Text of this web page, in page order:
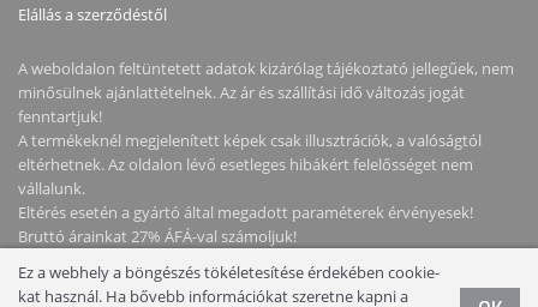
Elállás a szerződéstől
A weboldalon feltüntetett adatok kizárólag tájékoztató jellegűek, nem
minősülnek ajánlattételnek. Az ár és szállítási idő változás jogát
fenntartjuk!
A termékeknél megjelenített képek csak illusztrációk, a valóságtól
eltérhetnek. Az oldalon lévő esetleges hibákért felelősséget nem
vállalunk.
Eltérés esetén a gyártó által megadott paraméterek érvényesek!
Bruttó árainkat 27% ÁFÁ-val számoljuk!
Copyright © 2026 NotebookStore. Minden jog fenntartva!
Ez a webhely a böngészés tökéletesítése érdekében cookie-
kat használ. Ha bővebb információkat szeretne kapni a